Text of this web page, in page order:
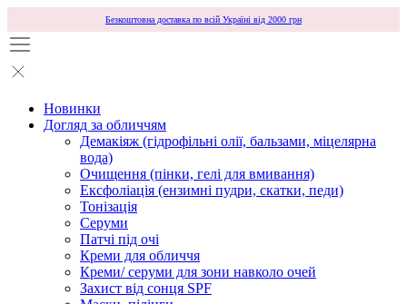
Безкоштовна доставка по всій Україні від 2000 грн
Новинки
Догляд за обличчям
Демакіяж (гідрофільні олії, бальзами, міцелярна
вода)
Очищення (пінки, гелі для вмивання)
Ексфоліація (ензимні пудри, скатки, педи)
Тонізація
Серуми
Патчі під очі
Креми для обличчя
Креми/ серуми для зони навколо очей
Захист від сонця SPF